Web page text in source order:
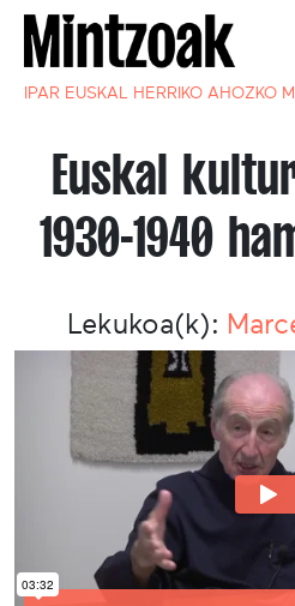
IPAR EUSKAL HERRIKO AHOZKO
Euskal
1930-1940
Lekukoa(k):